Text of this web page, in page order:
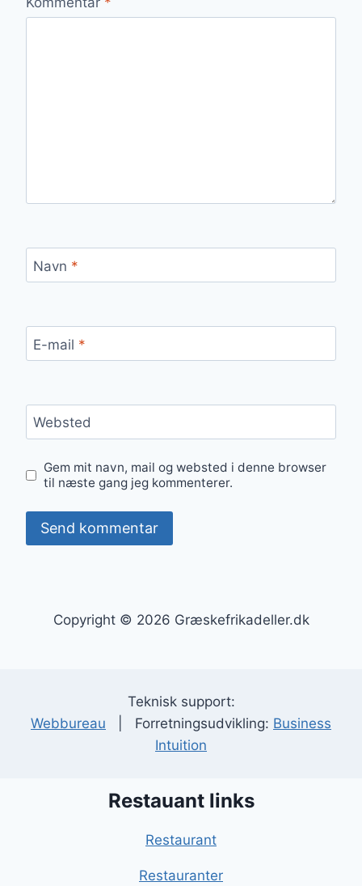
Navn *
E-mail *
Websted
Gem mit navn, mail og websted i denne browser
til næste gang jeg kommenterer.
Copyright © 2026 Græskefrikadeller.dk
Teknisk support:
Webbureau | Forretningsudvikling: Business
Intuition
Restauant links
Restaurant
Restauranter